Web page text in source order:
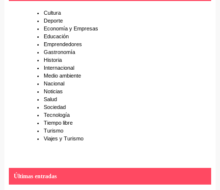
Cultura
Deporte
Economía y Empresas
Educación
Emprendedores
Gastronomía
Historia
Internacional
Medio ambiente
Nacional
Noticias
Salud
Sociedad
Tecnología
Tiempo libre
Turismo
Viajes y Turismo
Últimas entradas